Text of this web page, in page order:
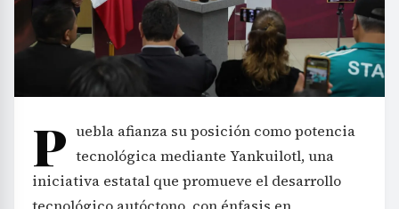
P uebla afianza su posición como potencia
tecnológica mediante Yankuilotl, una
iniciativa estatal que promueve el desarrollo
tecnológico autóctono, con énfasis en